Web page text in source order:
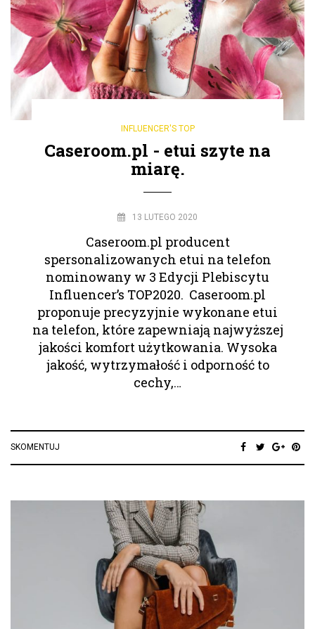
INFLUENCER'S TOP
Caseroom.pl - etui szyte na
miarę.
13 LUTEGO 2020
Caseroom.pl producent
spersonalizowanych etui na telefon
nominowany w 3 Edycji Plebiscytu
Influencer’s TOP2020. Caseroom.pl
proponuje precyzyjnie wykonane etui
na telefon, które zapewniają najwyższej
jakości komfort użytkowania. Wysoka
jakość, wytrzymałość i odporność to
cechy,…
SKOMENTUJ